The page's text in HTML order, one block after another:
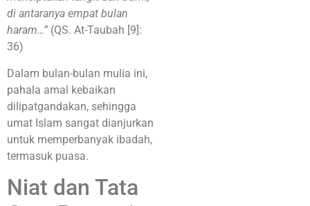
di antaranya empat bulan
haram…” (QS. At-Taubah [9]:
36)
Dalam bulan-bulan mulia ini,
pahala amal kebaikan
dilipatgandakan, sehingga
umat Islam sangat dianjurkan
untuk memperbanyak ibadah,
termasuk puasa.
Niat dan Tata